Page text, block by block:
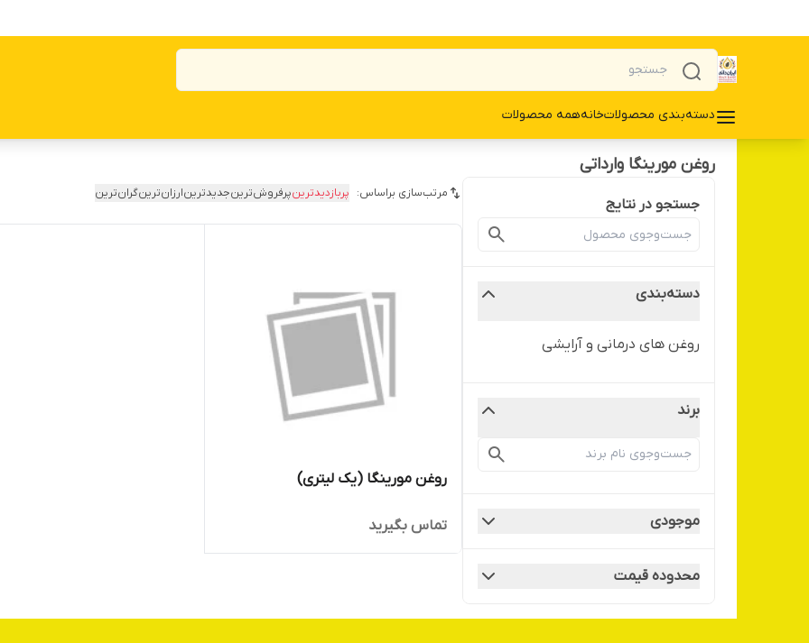
دسته‌بندی محصولاتخانههمه محصولات
روغن مورینگا وارداتی
جستجو در نتایج
دسته‌بندی
روغن های درمانی و آرایشی
برند
موجودی
محدوده قیمت
مرتب‌سازی براساس: پربازدیدترینپرفروش‌ترینجدیدترینارزان‌ترینگران‌ترین
روغن مورینگا (یک لیتری)
تماس بگیرید